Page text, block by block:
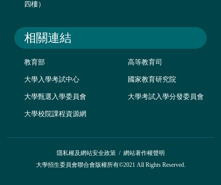
四樓）
相關連結
教育部 高等教育司
大學入學考試中心 國家教育研究院
大學甄選入學委員會 大學考試入學分發委員會
大學校院課程資源網
隱私權及網站安全政策/ 網站著作權聲明
大學招生委員會聯合會版權所有©2021 All Rights Reserved.